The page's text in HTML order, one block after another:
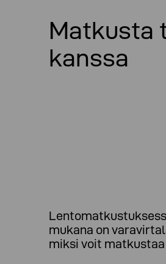
Matkusta
kanssa
mukana on
miksi voit